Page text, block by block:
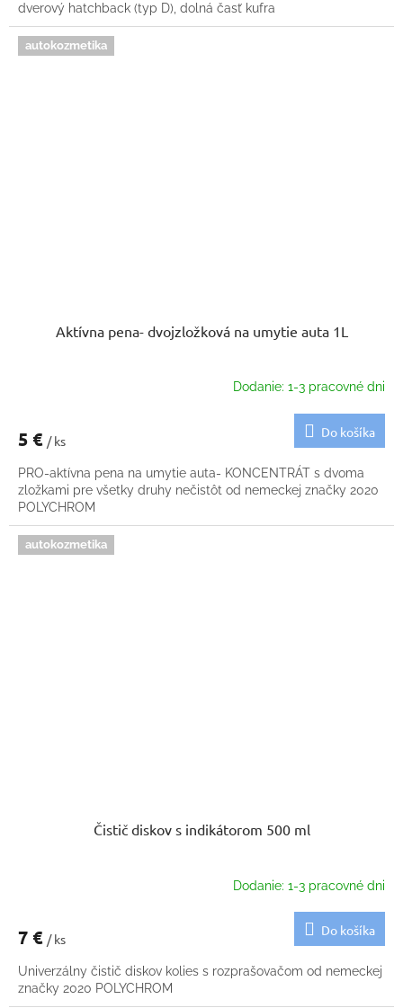
dverový hatchback (typ D), dolná časť kufra
autokozmetika
Aktívna pena- dvojzložková na umytie auta 1L
Dodanie: 1-3 pracovné dni
5 € / ks
Do košíka
PRO-aktívna pena na umytie auta- KONCENTRÁT s dvoma
zložkami pre všetky druhy nečistôt od nemeckej značky 2020
POLYCHROM
autokozmetika
Čistič diskov s indikátorom 500 ml
Dodanie: 1-3 pracovné dni
7 € / ks
Do košíka
Univerzálny čistič diskov kolies s rozprašovačom od nemeckej
značky 2020 POLYCHROM